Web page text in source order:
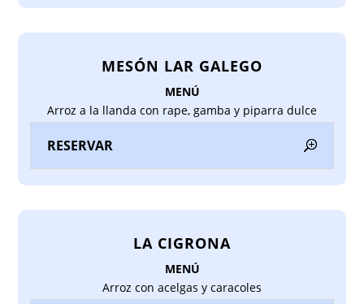
MESÓN LAR GALEGO
MENÚ
Arroz a la llanda con rape, gamba y piparra dulce
RESERVAR
LA CIGRONA
MENÚ
Arroz con acelgas y caracoles